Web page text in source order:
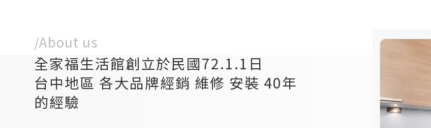
/About us
全家福生活館創立於民國72.1.1日
台中地區 各大品牌經銷 維修 安裝 40年
的經驗